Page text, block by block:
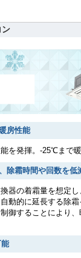
房性能
を発揮。-25℃まで暖
除霜時間や回数を低
器の着霜量を想定
動的に延長する除
御することにより